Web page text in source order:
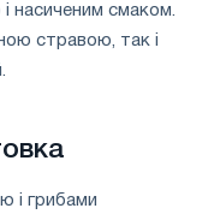
насиченим смаком.
стравою, так і
і грибами